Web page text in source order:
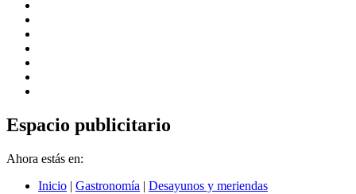
Espacio publicitario
Ahora estás en:
Inicio | Gastronomía | Desayunos y meriendas